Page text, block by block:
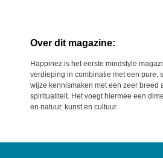
Over dit magazine:
Happinez is het eerste mindstyle
verdieping in combinatie met een pure,
wijze kennismaken met een zeer
spiritualiteit. Het voegt hiermee een
en natuur, kunst en cultuur.